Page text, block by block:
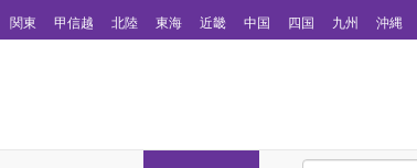
関東 甲信越 北陸 東海 近畿 中国 四国 九州 沖縄